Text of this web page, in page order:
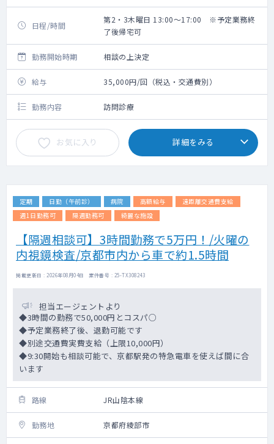
日程/時間
第2・3木曜日 13:00～17:00 ※予定業務終
了後帰宅可
勤務開始時期 相談の上決定
給与 35,000円/回（税込・交通費別）
勤務内容 訪問診療
お気に入り 詳細をみる
定期 日勤（午前診） 病院 高額給与
遠距離交通費支給
週1日勤務可
隔週勤務可 綺麗な施設
【隔週相談可】3時間勤務で5万円！/火曜の
内視鏡検査/京都市内から車で約1.5時間
掲載更新日 : 2026年08月04日 案件番号 : 25-TX308243
担当エージェントより
◆3時間の勤務で50,000円とコスパ○
◆予定業務終了後、退勤可能です
◆別途交通費実費支給（上限10,000円）
◆9:30開始も相談可能で、京都駅発の特急電車を使えば間に合
います
路線 JR山陰本線
勤務地 京都府綾部市